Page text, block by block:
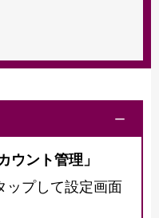
ー
ント管理」
ップして設定画面